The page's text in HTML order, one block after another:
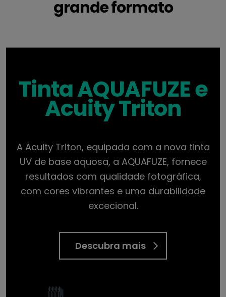
grande formato
Tinta AQUAFUZE e
Acuity Triton
A Acuity Triton, equipada com a nova tinta
UV de base aquosa, a AQUAFUZE, fornece
resultados com qualidade fotográfica,
com cores vibrantes e uma durabilidade
excecional.
Descubra mais